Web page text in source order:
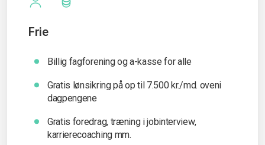
Frie
Billig fagforening og a-kasse for alle
Gratis lønsikring på op til 7.500 kr./md. oveni
dagpengene
Gratis foredrag, træning i jobinterview,
karrierecoaching mm.